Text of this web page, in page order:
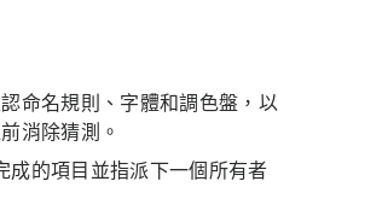
命名規則、字體和調色盤，以
消除猜測。
成的項目並指派下一個所有者